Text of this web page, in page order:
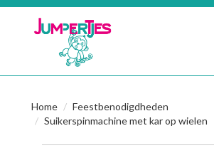
Home
Feestbenodigdheden
Suikerspinmachine met kar op wielen